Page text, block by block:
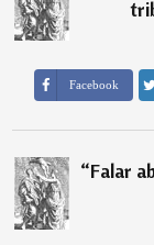
Facebook
“Falar